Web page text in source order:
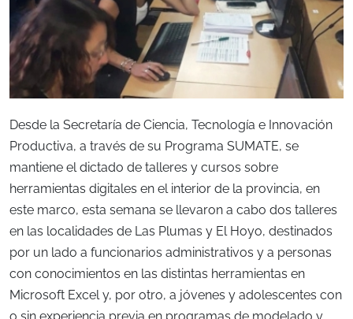
Desde la Secretaría de Ciencia, Tecnología e Innovación
Productiva, a través de su Programa SUMATE, se
mantiene el dictado de talleres y cursos sobre
herramientas digitales en el interior de la provincia, en
este marco, esta semana se llevaron a cabo dos talleres
en las localidades de Las Plumas y El Hoyo, destinados
por un lado a funcionarios administrativos y a personas
con conocimientos en las distintas herramientas en
Microsoft Excel y, por otro, a jóvenes y adolescentes con